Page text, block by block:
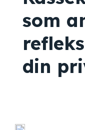
som
din